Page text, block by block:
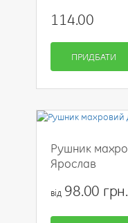
114.00
ПРИДБАТИ
Рушник
Ярослав
від 98.00 грн.